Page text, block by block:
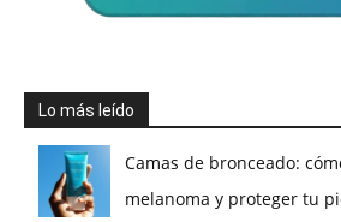
Lo más leído
Camas de bronceado:
melanoma y proteger tu